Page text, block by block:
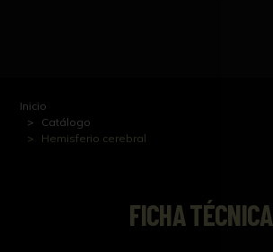
Inicio
Catálogo
Hemisferio cerebral
FICHA TÉCNICA